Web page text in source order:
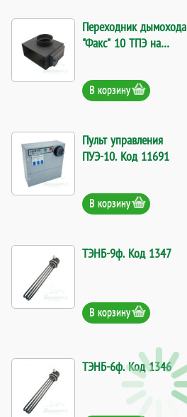
Переходник дымохода
"Факс" 10 ТПЭ на
В корзину
Пульт управления
ПУЭ-10. Код 11691
В корзину
ТЭНБ-9ф. Код 1347
В корзину
ТЭНБ-6ф. Код 1346